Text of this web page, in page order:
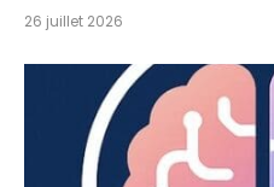
26 juillet 2026